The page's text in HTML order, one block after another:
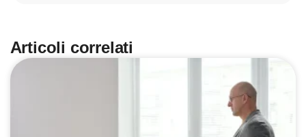
Articoli correlati